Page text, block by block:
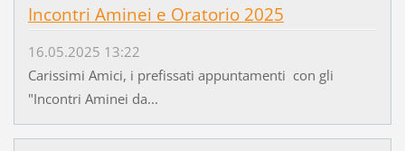
Incontri Aminei e Oratorio 2025
16.05.2025 13:22
Carissimi Amici, i prefissati appuntamenti con gli
"Incontri Aminei da...